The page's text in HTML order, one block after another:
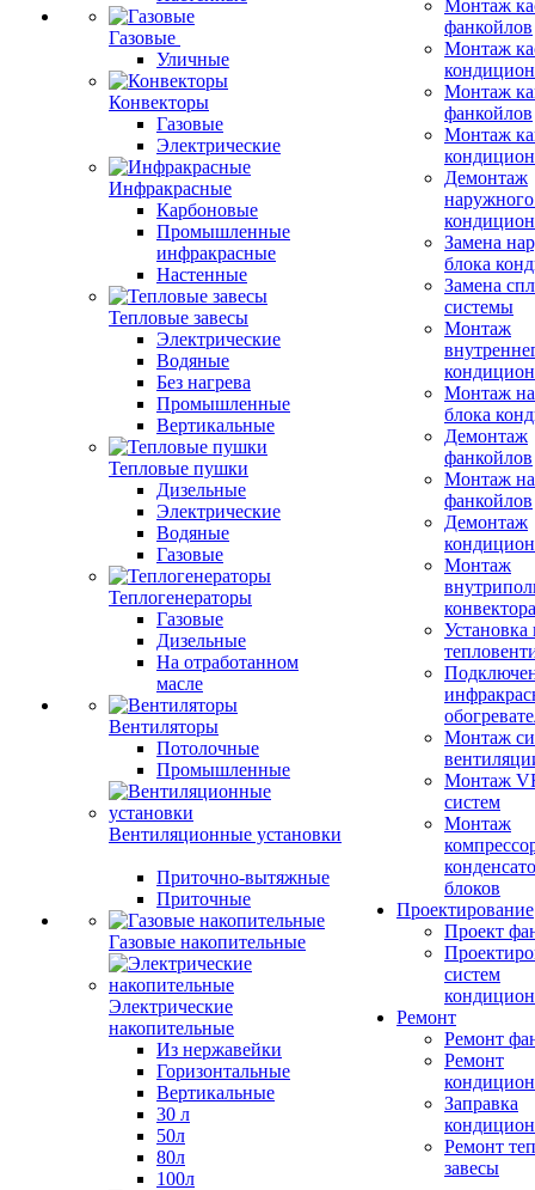
Газовые
Уличные
Конвекторы
Газовые
Электрические
Инфракрасные
Карбоновые
Промышленные
инфракрасные
Настенные
Тепловые завесы
Электрические
Водяные
Без нагрева
Промышленные
Вертикальные
Тепловые пушки
Дизельные
Электрические
Водяные
Газовые
Теплогенераторы
Газовые
Дизельные
На отработанном
масле
Вентиляторы
Потолочные
Промышленные
Вентиляционные установки
Приточно-вытяжные
Приточные
Газовые накопительные
Электрические
накопительные
Из нержавейки
Горизонтальные
Вертикальные
30 л
50л
80л
100л
Монтаж
фанкойлов
Монтаж
Монтаж
фанкойлов
Монтаж
Демонтаж
Замена
блока
Замена
системы
Монтаж
Монтаж
блока
Демонтаж
фанкойлов
Монтаж
фанкойлов
Демонтаж
Монтаж
конвектора
Установка
Монтаж
Монтаж
систем
Монтаж
блоков
Проектирование
Проект
систем
Ремонт
Ремонт
Ремонт
Заправка
Ремонт
завесы